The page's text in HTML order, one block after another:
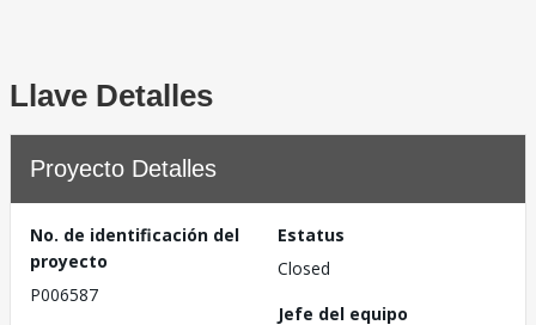
Llave Detalles
Proyecto Detalles
No. de identificación del
proyecto
P006587
Estatus
Closed
Jefe del equipo